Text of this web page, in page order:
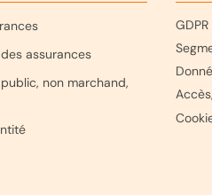
assurances
non marchand,